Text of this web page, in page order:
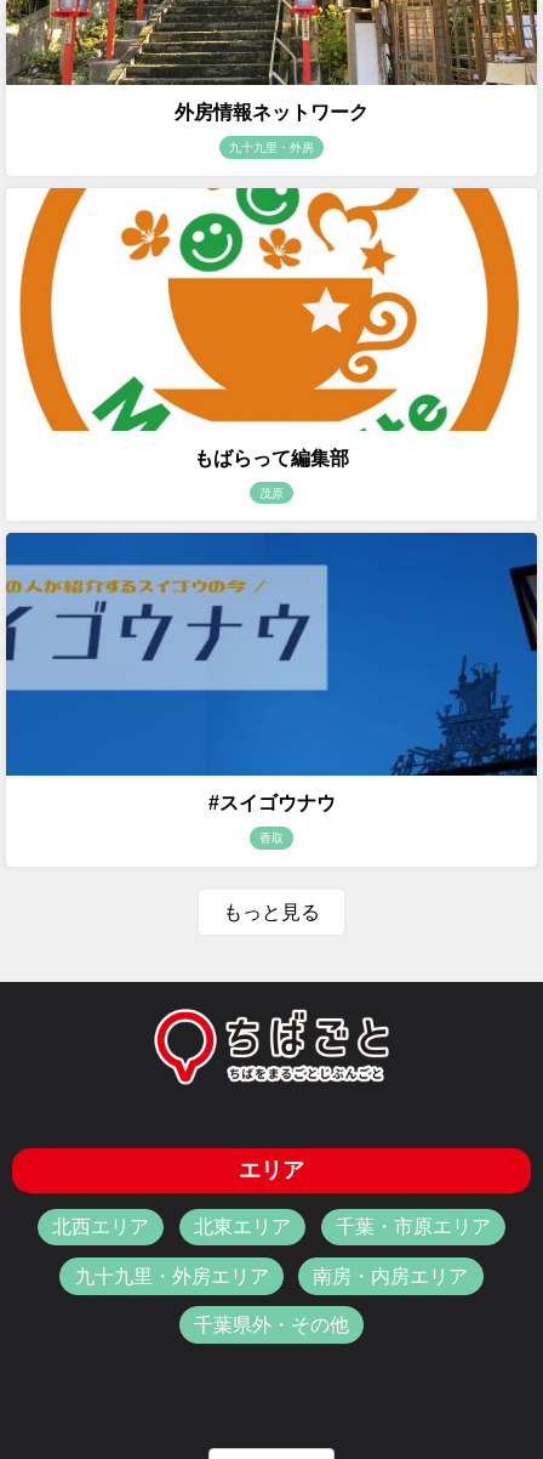
外房情報ネットワーク
九十九里・外房
もばらって編集部
茂原
#スイゴウナウ
香取
もっと見る
エリア
北西エリア 北東エリア 千葉・市原エリア
九十九里・外房エリア 南房・内房エリア
千葉県外・その他